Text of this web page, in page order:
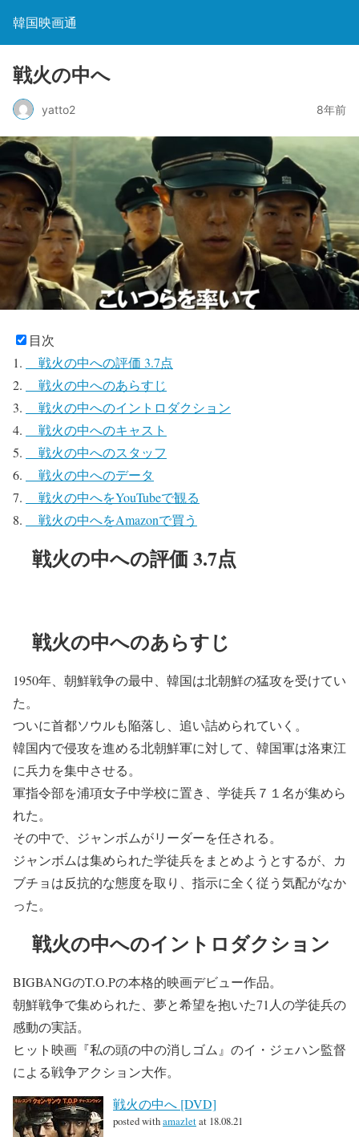
韓国映画通
戦火の中へ
yatto2 8年前
目次
戦火の中への評価 3.7点
戦火の中へのあらすじ
戦火の中へのイントロダクション
戦火の中へのキャスト
戦火の中へのスタッフ
戦火の中へのデータ
戦火の中へをYouTubeで観る
戦火の中へをAmazonで買う
戦火の中への評価 3.7点
戦火の中へのあらすじ
1950年、朝鮮戦争の最中、韓国は北朝鮮の猛攻を受けてい
た。
ついに首都ソウルも陥落し、追い詰められていく。
韓国内で侵攻を進める北朝鮮軍に対して、韓国軍は洛東江
に兵力を集中させる。
軍指令部を浦項女子中学校に置き、学徒兵７１名が集めら
れた。
その中で、ジャンボムがリーダーを任される。
ジャンボムは集められた学徒兵をまとめようとするが、カ
ブチョは反抗的な態度を取り、指示に全く従う気配がなか
った。
戦火の中へのイントロダクション
BIGBANGのT.O.Pの本格的映画デビュー作品。
朝鮮戦争で集められた、夢と希望を抱いた71人の学徒兵の
感動の実話。
ヒット映画『私の頭の中の消しゴム』のイ・ジェハン監督
による戦争アクション大作。
戦火の中へ [DVD]
posted withamazletat 18.08.21